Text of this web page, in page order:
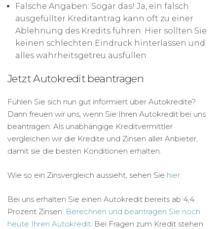
Falsche Angaben: Sogar das! Ja, ein falsch
ausgefüllter Kreditantrag kann oft zu einer
Ablehnung des Kredits führen. Hier sollten Sie
keinen schlechten Eindruck hinterlassen und
alles wahrheitsgetreu ausfüllen.
Jetzt Autokredit beantragen
Fühlen Sie sich nun gut informiert über Autokredite?
Dann freuen wir uns, wenn Sie Ihren Autokredit bei uns
beantragen: Als unabhängige Kreditvermittler
vergleichen wir die Kredite und Zinsen aller Anbieter,
damit sie die besten Konditionen erhalten.
Wie so ein Zinsvergleich aussieht, sehen Sie hier.
Bei uns erhalten Sie einen Autokredit bereits ab 4,4
Prozent Zinsen. Berechnen und beantragen Sie noch
heute Ihren Autokredit. Bei Fragen zum Kredit stehen